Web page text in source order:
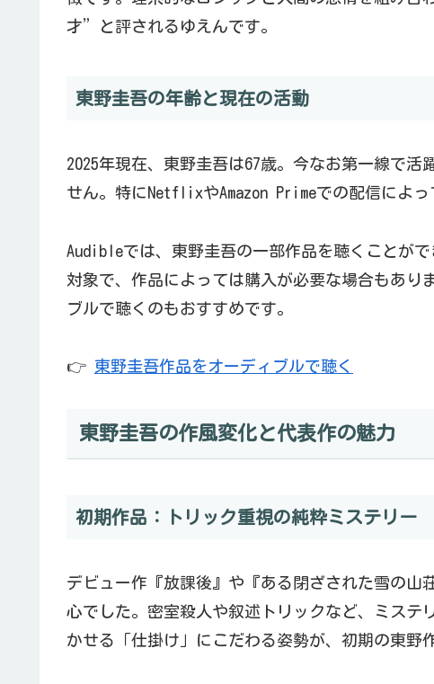
才”と評されるゆえんです。
東野圭吾の年齢と現在の活動
2025年現在、東野圭吾は67歳。今なお第一線で
せん。特にNetflixやAmazon Primeでの配信によっ
Audibleでは、東野圭吾の一部作品を聴くことが
対象で、作品によっては購入が必要な場合もあり
ブルで聴くのもおすすめです。
👉 東野圭吾作品をオーディブルで聴く
東野圭吾の作風変化と代表作の魅力
初期作品：トリック重視の純粋ミステリー
デビュー作『放課後』や『ある閉ざされた雪の山
心でした。密室殺人や叙述トリックなど、ミステ
かせる「仕掛け」にこだわる姿勢が、初期の東野